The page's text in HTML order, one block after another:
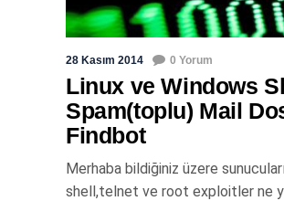
28 Kasım 2014 0 Yorum
Linux ve Windows
Spam(toplu) Mail
Findbot
Merhaba bildiğiniz üzere
shell,telnet ve root exploitler ne